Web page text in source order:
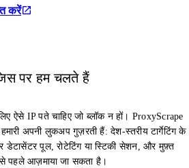
करें
पर हम चलते हैं
ऐसे IP पते चाहिए जो ब्लॉक न हों। ProxyScrape
हमारी अपनी लुकअप गुज़रती हैं: देश-स्तरीय टार्गेटिंग के
डेटासेंटर पूल, रोटेटिंग या स्टिकी सेशन, और मुफ़्त
से पहले आज़माया जा सकता है।